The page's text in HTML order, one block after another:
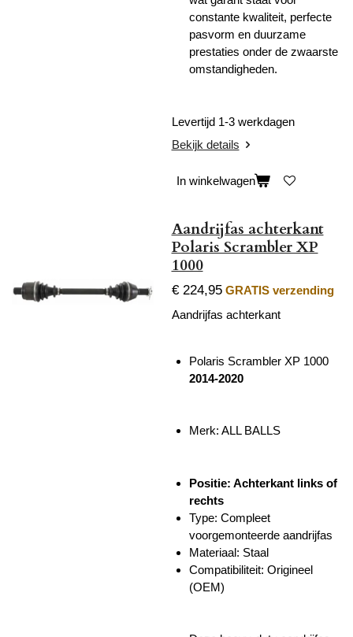
constante kwaliteit, perfecte
pasvorm en duurzame
prestaties onder de zwaarste
omstandigheden.
Levertijd 1-3 werkdagen
Bekijk details
In winkelwagen
Aandrijfas achterkant
Polaris Scrambler XP
1000
€ 224,95 GRATIS verzending
Aandrijfas achterkant
Polaris Scrambler XP 1000
2014-2020
Merk: ALL BALLS
Positie: Achterkant links of
rechts
Type: Compleet
voorgemonteerde aandrijfas
Materiaal: Staal
Compatibiliteit: Origineel
(OEM)